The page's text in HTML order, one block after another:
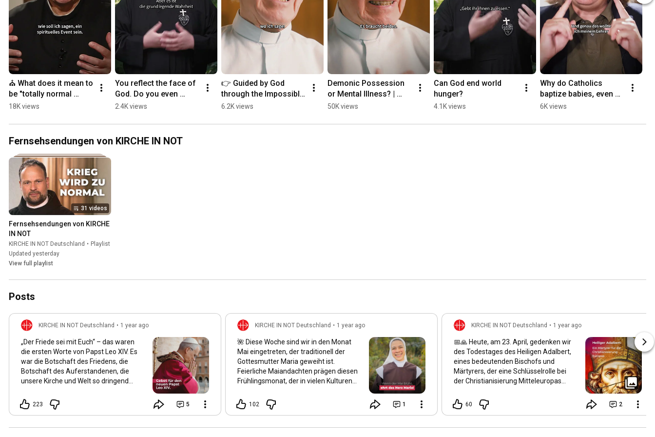
⛪ What does it mean to
be "totally normal
Catholic"? | Father Karl
18K views
You reflect the face of
God. Do you even
realize that?
2.4K views
👉 Guided by God
through the Impossible
| Father Buob
6.2K views
Demonic Possession
or Mental Illness? |
Father Buob #church
#catholic
50K views
Can God end world
hunger?
4.1K views
Why do Catholics
baptize babies, even
though they can't
themselves yet? 🤔
6K views
Fernsehsendungen von KIRCHE IN NOT
31 videos
Fernsehsendungen von KIRCHE
IN NOT
KIRCHE IN NOT Deutschland • Playlist
Updated yesterday
View full playlist
Posts
KIRCHE IN NOT Deutschland • 1 year ago
„Der Friede sei mit Euch“ – das waren
die ersten Worte von Papst Leo XIV. Es
war die Botschaft des Friedens, die
Botschaft des Auferstandenen, die
unsere Kirche und Welt so dringend
Projektpartner. Wir konnten während
seiner Amtszeit als Bischof von
2023 zahlreiche Projekte in seiner
223 5
KIRCHE IN NOT Deutschland • 1 year ago
🌺 Diese Woche sind wir in den Monat
Mai eingetreten, der traditionell der
Gottesmutter Maria geweiht ist.
Feierliche Maiandachten prägen diesen
Frühlingsmonat, der in vielen Kulturen
wir spüren: Alles blüht auf, und die Natur
erwacht in ihrer ganzen Schönheit.
„schönste Blume“ der Schöpfung
102 1
KIRCHE IN NOT Deutschland • 1 year ago
📅🙏 Heute, am 23. April, gedenken wir
des Todestages des Heiligen Adalbert,
eines bedeutenden Bischofs und
Märtyrers, der eine Schlüsselrolle bei
der Christianisierung Mitteleuropas
wurde er der zweite Bischof von Prag
und setzte sich intensiv für die
Böhmen, Polen und Ungarn ein. Am 23.
60 2